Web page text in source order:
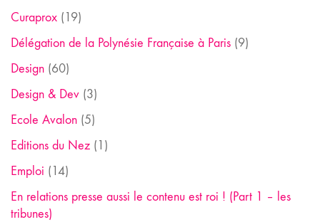
Curaprox (19)
Délégation de la Polynésie Française à Paris (9)
Design (60)
Design & Dev (3)
Ecole Avalon (5)
Editions du Nez (1)
Emploi (14)
En relations presse aussi le contenu est roi ! (Part 1 – les
tribunes)